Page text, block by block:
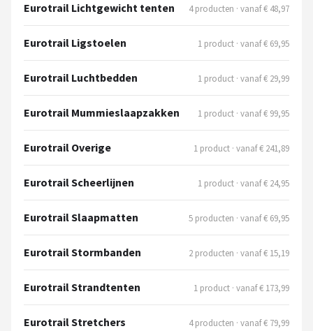
Eurotrail Lichtgewicht tenten 4 producten · vanaf € 48,97
Eurotrail Ligstoelen 1 product · vanaf € 69,95
Eurotrail Luchtbedden 1 product · vanaf € 29,99
Eurotrail Mummieslaapzakken 1 product · vanaf € 99,95
Eurotrail Overige 1 product · vanaf € 241,89
Eurotrail Scheerlijnen 1 product · vanaf € 24,95
Eurotrail Slaapmatten 5 producten · vanaf € 69,95
Eurotrail Stormbanden 2 producten · vanaf € 15,19
Eurotrail Strandtenten 1 product · vanaf € 173,99
Eurotrail Stretchers 4 producten · vanaf € 79,99